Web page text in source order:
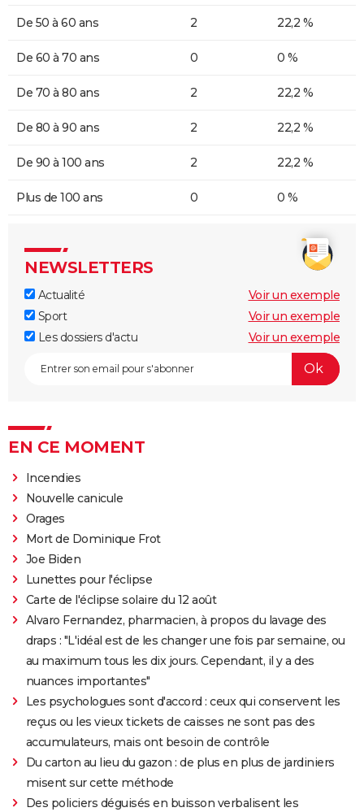
De 50 à 60 ans 2 22,2 %
De 60 à 70 ans 0 0 %
De 70 à 80 ans 2 22,2 %
De 80 à 90 ans 2 22,2 %
De 90 à 100 ans 2 22,2 %
Plus de 100 ans 0 0 %
NEWSLETTERS
Actualité
Voir un exemple
Sport
Voir un exemple
Les dossiers d'actu
Voir un exemple
EN CE MOMENT
Incendies
Nouvelle canicule
Orages
Mort de Dominique Frot
Joe Biden
Lunettes pour l'éclipse
Carte de l'éclipse solaire du 12 août
Alvaro Fernandez, pharmacien, à propos du lavage des
draps : "L'idéal est de les changer une fois par semaine, ou
au maximum tous les dix jours. Cependant, il y a des
nuances importantes"
Les psychologues sont d'accord : ceux qui conservent les
reçus ou les vieux tickets de caisses ne sont pas des
accumulateurs, mais ont besoin de contrôle
Du carton au lieu du gazon : de plus en plus de jardiniers
misent sur cette méthode
Des policiers déguisés en buisson verbalisent les